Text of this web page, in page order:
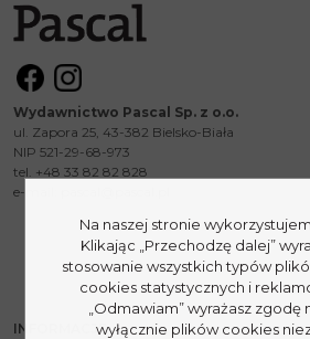
Wydawnictwo Pascal Sp. z o.o.
ul. Zapora 25, 43-382 Bielsko-Biała
NIP 521-29-68-973
tel. +48 33 82 82 828
e-mail:
INFORMACJE
Na naszej stronie
Klikając „Przechodzę dalej”
stosowanie wszystkich typów
cookies statystycznych i
„Odmawiam” wyrażasz zgodę
wyłącznie plików cookies